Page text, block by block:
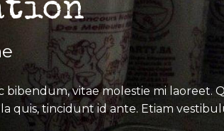
vitae molestie mi laoreet.
quis, tincidunt id ante. Etiam